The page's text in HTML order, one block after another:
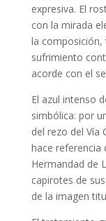
expresiva. El
con la mirada
la
sufrimiento
acorde con el
El azul intenso
simbólica: por
del rezo del Vía
hace referencia
Hermandad de
capirotes de
de la imagen